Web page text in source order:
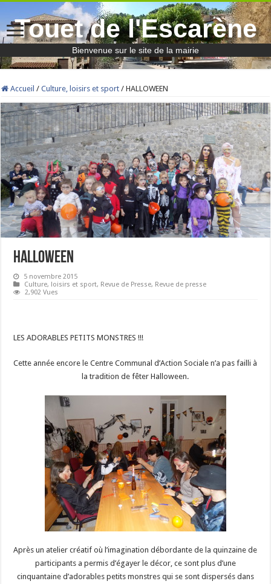
Touet de l'Escarène
Bienvenue sur le site de la mairie
Accueil / Culture, loisirs et sport / HALLOWEEN
HALLOWEEN
5 novembre 2015
Culture, loisirs et sport, Revue de Presse, Revue de presse
2,902 Vues
LES ADORABLES PETITS MONSTRES !!!
Cette année encore le Centre Communal d’Action Sociale n’a pas failli à
la tradition de fêter Halloween.
Après un atelier créatif où l’imagination débordante de la quinzaine de
participants a permis d’égayer le décor, ce sont plus d’une
cinquantaine d’adorables petits monstres qui se sont dispersés dans